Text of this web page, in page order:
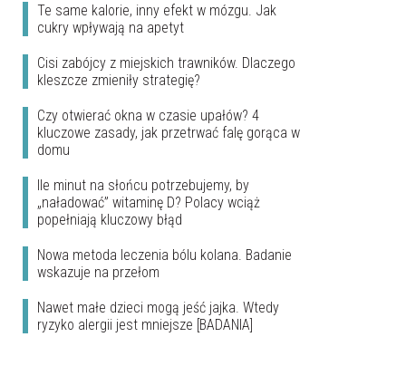
Te same kalorie, inny efekt w mózgu. Jak
cukry wpływają na apetyt
Cisi zabójcy z miejskich trawników. Dlaczego
kleszcze zmieniły strategię?
Czy otwierać okna w czasie upałów? 4
kluczowe zasady, jak przetrwać falę gorąca w
domu
Ile minut na słońcu potrzebujemy, by
„naładować” witaminę D? Polacy wciąż
popełniają kluczowy błąd
Nowa metoda leczenia bólu kolana. Badanie
wskazuje na przełom
Nawet małe dzieci mogą jeść jajka. Wtedy
ryzyko alergii jest mniejsze [BADANIA]